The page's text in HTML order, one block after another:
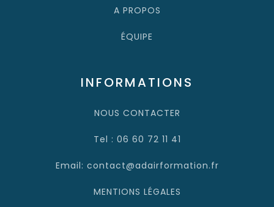
A PROPOS
ÉQUIPE
INFORMATIONS
NOUS CONTACTER
Tel : 06 60 72 11 41
Email: contact@adairformation.fr
MENTIONS LÉGALES